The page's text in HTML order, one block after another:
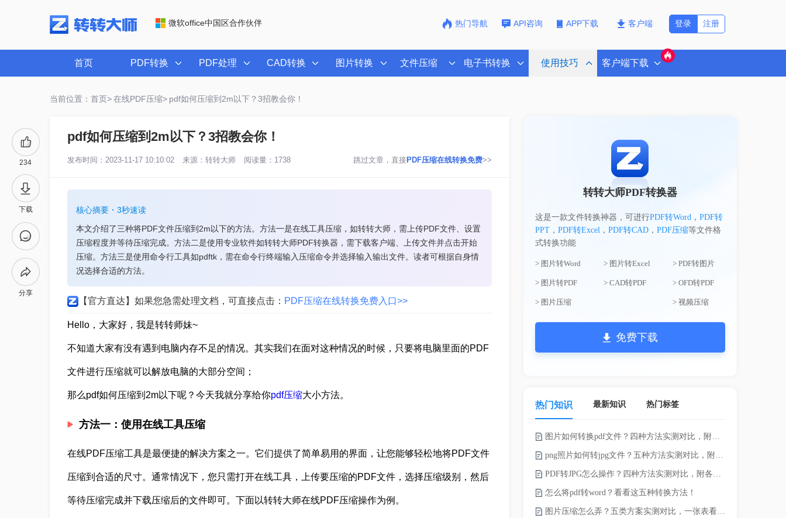
微软office中国区合作伙伴 热门导航 API咨询 APP下载 客户端 注册
登录
首页 PDF转换 PDF处理 CAD转换 图片转换 文件压缩 电子书转换 使用技巧 客户端下载
当前位置：首页> 在线PDF压缩> pdf如何压缩到2m以下？3招教会你！
234
下载
分享
pdf如何压缩到2m以下？3招教会你！
发布时间：2023-11-17 10:10:02 来源： 转转大师 阅读量：1738 跳过文章，直接PDF压缩在线转换免费>>
核心摘要・3秒速读
本文介绍了三种将PDF文件压缩到2m以下的方法。方法一是在线工具压缩，如转转大师，需上传PDF文件、设置
压缩程度并等待压缩完成。方法二是使用专业软件如转转大师PDF转换器，需下载客户端、上传文件并点击开始
压缩。方法三是使用命令行工具如pdftk，需在命令行终端输入压缩命令并选择输入输出文件。读者可根据自身情
况选择合适的方法。
【官方直达】如果您急需处理文档，可直接点击： PDF压缩在线转换免费入口>>
Hello，大家好，我是转转师妹~
不知道大家有没有遇到电脑内存不足的情况。其实我们在面对这种情况的时候，只要将电脑里面的PDF
文件进行压缩就可以解放电脑的大部分空间；
那么pdf如何压缩到2m以下呢？今天我就分享给你pdf压缩大小方法。
方法一：使用在线工具压缩
在线PDF压缩工具是最便捷的解决方案之一。它们提供了简单易用的界面，让您能够轻松地将PDF文件
压缩到合适的尺寸。通常情况下，您只需打开在线工具，上传要压缩的PDF文件，选择压缩级别，然后
等待压缩完成并下载压缩后的文件即可。下面以转转大师在线PDF压缩操作为例。
转转大师PDF转换器
这是一款文件转换神器，可进行PDF转Word， PDF转
PPT， PDF转Excel， PDF转CAD， PDF压缩等文件格
式转换功能
> 图片转Word > 图片转Excel > PDF转图片
> 图片转PDF > CAD转PDF > OFD转PDF
> 图片压缩 > 视频压缩
免费下载
热门知识 最新知识 热门标签
图片如何转换pdf文件？四种方法实测对比，附各场景最优选！
png照片如何转jpg文件？五种方法实测对比，附各场景最优选!！
PDF转JPG怎么操作？四种方法实测对比，附各场景最优选！
怎么将pdf转word？看看这五种转换方法！
图片压缩怎么弄？五类方案实测对比，一张表看懂怎么选！